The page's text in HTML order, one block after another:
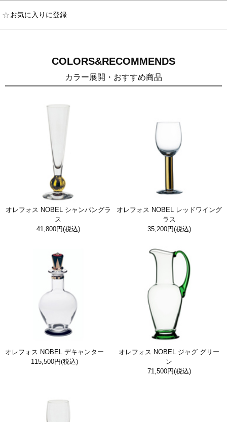
お気に入りに登録
COLORS&RECOMMENDS
カラー展開・おすすめ商品
オレフォス NOBEL シャンパングラ
ス
41,800円(税込)
オレフォス NOBEL レッドワイング
ラス
35,200円(税込)
オレフォス NOBEL デキャンター
115,500円(税込)
オレフォス NOBEL ジャグ グリー
ン
71,500円(税込)